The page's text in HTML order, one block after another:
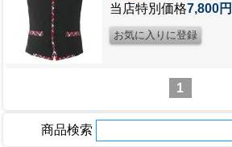
当店特別価格7,800円
1
商品検索